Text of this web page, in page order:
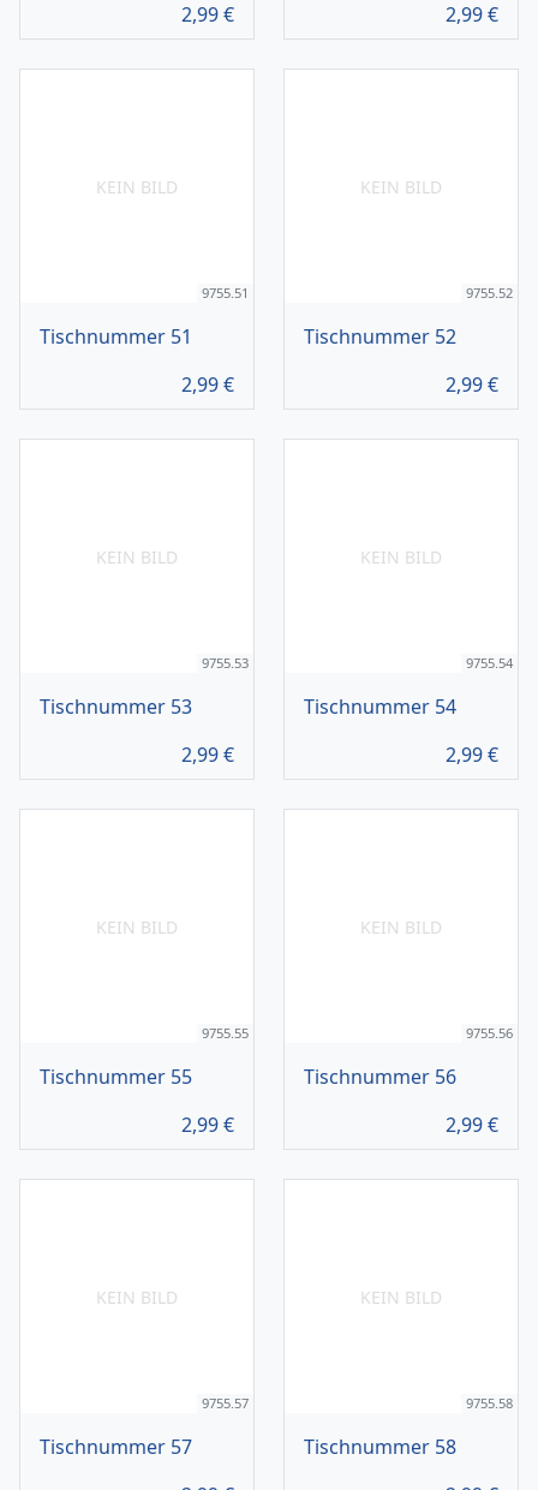
2,99€
2,99€
KEIN BILD
9755.51
Tischnummer 51
2,99€
KEIN BILD
9755.52
Tischnummer 52
2,99€
KEIN BILD
9755.53
Tischnummer 53
2,99€
KEIN BILD
9755.54
Tischnummer 54
2,99€
KEIN BILD
9755.55
Tischnummer 55
2,99€
KEIN BILD
9755.56
Tischnummer 56
2,99€
KEIN BILD
9755.57
Tischnummer 57
KEIN BILD
9755.58
Tischnummer 58